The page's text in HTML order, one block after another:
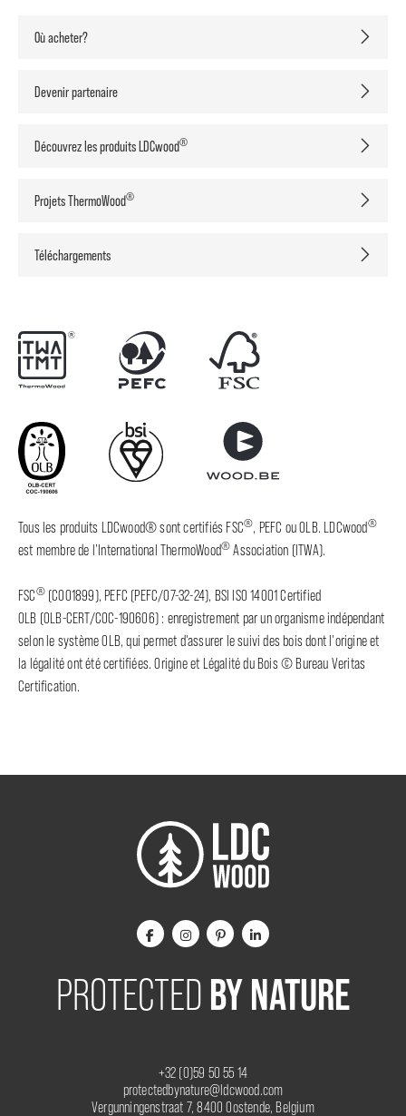
Où acheter?
Devenir partenaire
Découvrez les produits LDCwood®
Projets ThermoWood®
Téléchargements
Tous les produits LDCwood® sont certifiés FSC®, PEFC ou OLB. LDCwood®
est membre de l’International ThermoWood® Association (ITWA).
FSC®(C001899), PEFC (PEFC/07-32-24), BSI ISO 14001 Certified
OLB (OLB-CERT/COC-190606) : enregistrement par un organisme indépendant
selon le système OLB, qui permet d'assurer le suivi des bois dont l'origine et
la légalité ont été certifiées. Origine et Légalité du Bois © Bureau Veritas
Certification.
PROTECTED BY NATURE
+32 (0)59 50 55 14
protectedbynature@ldcwood.com
Vergunningenstraat 7, 8400 Oostende, Belgium